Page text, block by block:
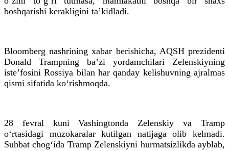
boshqarishi kerakligini taʼkidladi.
Bloomberg nashrining xabar berishicha, AQSH prezidenti
Donald Trampning baʼzi yordamchilari Zelenskiyning
isteʼfosini Rossiya bilan har qanday kelishuvning ajralmas
qismi sifatida ko‘rishmoqda.
28 fevral kuni Vashingtonda Zelenskiy va Tramp
o‘rtasidagi muzokaralar kutilgan natijaga olib kelmadi.
Suhbat chog‘ida Tramp Zelenskiyni hurmatsizlikda ayblab,